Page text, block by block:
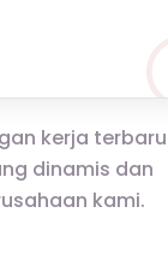
kerja terbaru
dinamis dan
kami.